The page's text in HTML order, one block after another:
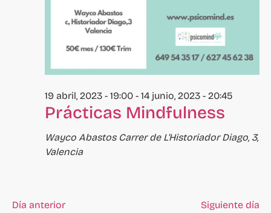
filtrados.
Prácticas Mindfulness
19 abril, 2023 - 19:00- 14 junio, 2023 - 20:45
Wayco Abastos Carrer de L'Historiador Diago, 3,
Valencia
Día anterior Siguiente día